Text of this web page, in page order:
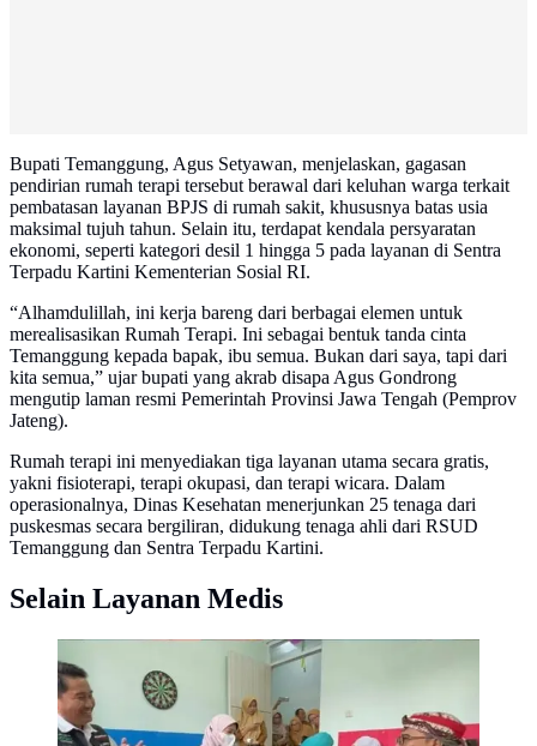
Bupati Temanggung, Agus Setyawan, menjelaskan, gagasan
pendirian rumah terapi tersebut berawal dari keluhan warga terkait
pembatasan layanan BPJS di rumah sakit, khususnya batas usia
maksimal tujuh tahun. Selain itu, terdapat kendala persyaratan
ekonomi, seperti kategori desil 1 hingga 5 pada layanan di Sentra
Terpadu Kartini Kementerian Sosial RI.
“Alhamdulillah, ini kerja bareng dari berbagai elemen untuk
merealisasikan Rumah Terapi. Ini sebagai bentuk tanda cinta
Temanggung kepada bapak, ibu semua. Bukan dari saya, tapi dari
kita semua,” ujar bupati yang akrab disapa Agus Gondrong
mengutip laman resmi Pemerintah Provinsi Jawa Tengah (Pemprov
Jateng).
Rumah terapi ini menyediakan tiga layanan utama secara gratis,
yakni fisioterapi, terapi okupasi, dan terapi wicara. Dalam
operasionalnya, Dinas Kesehatan menerjunkan 25 tenaga dari
puskesmas secara bergiliran, didukung tenaga ahli dari RSUD
Temanggung dan Sentra Terpadu Kartini.
Selain Layanan Medis
Rumah Terapi Tanda Cinta di Temanggung merupakan
kolaborasi antara Sentra Terpadu Kartini dan
Pemerintah Kabupaten Temanggung. (Foto: Tangkapan
Layar Instagram Sentra Terpadu Kartini Temanggung)